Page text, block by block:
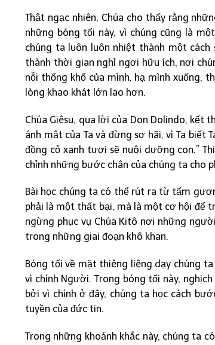
Thật ngạc nhiên, Chúa cho thấy rằng
những bóng tối này, vì chúng cũng là
chúng ta luôn luôn nhiệt thành một
thành thời gian nghỉ ngơi hữu ích, nơi
nỗi thống khổ của mình, hạ mình xuống,
lòng khao khát lớn lao hơn.
Chúa Giêsu, qua lời của Don Dolindo,
ánh mắt của Ta và đừng sợ hãi, vì Ta biết
đồng cỏ xanh tươi sẽ nuôi dưỡng con.”
chỉnh những bước chân của chúng ta cho
Bài học chúng ta có thể rút ra từ tấm
phải là một thất bại, mà là một cơ hội để
ngừng phục vụ Chúa Kitô nơi những
trong những giai đoạn khô khan.
Bóng tối về mặt thiêng liêng dạy chúng
vì chính Người. Trong bóng tối này,
bởi vì chính ở đây, chúng ta học cách
tuyền của đức tin.
Trong những khoảnh khắc này, chúng ta